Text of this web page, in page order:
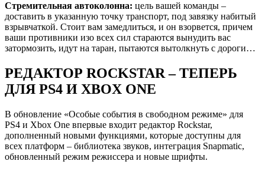
Стремительная автоколонна: цель вашей команды –
доставить в указанную точку транспорт, под завязку набитый
взрывчаткой. Стоит вам замедлиться, и он взорвется, причем
ваши противники изо всех сил стараются вынудить вас
затормозить, идут на таран, пытаются вытолкнуть с дороги…
РЕДАКТОР ROCKSTAR – ТЕПЕРЬ
ДЛЯ PS4 И XBOX ONE
В обновление «Особые события в свободном режиме» для
PS4 и Xbox One впервые входит редактор Rockstar,
дополненный новыми функциями, которые доступны для
всех платформ – библиотека звуков, интеграция Snapmatic,
обновленный режим режиссера и новые шрифты.